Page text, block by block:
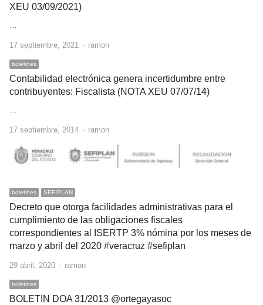
XEU 03/09/2021)
17 septiembre, 2021 Author
ramon
boletines
Contabilidad electrónica genera incertidumbre entre
contribuyentes: Fiscalista (NOTA XEU 07/07/14)
17 septiembre, 2014 Author
ramon
boletines SEFIPLAN
Decreto que otorga facilidades administrativas para el
cumplimiento de las obligaciones fiscales
correspondientes al ISERTP 3% nómina por los meses de
marzo y abril del 2020 #veracruz #sefiplan
29 abril, 2020 Author
ramon
boletines
BOLETIN DOA 31/2013 @ortegayasoc